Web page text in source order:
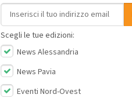
Indirizzo email
Scegli le tue edizioni:
News Alessandria
News Pavia
Eventi Nord-Ovest